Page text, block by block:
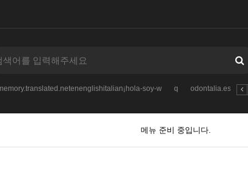
soy-w q
메뉴 준비 중입니다.